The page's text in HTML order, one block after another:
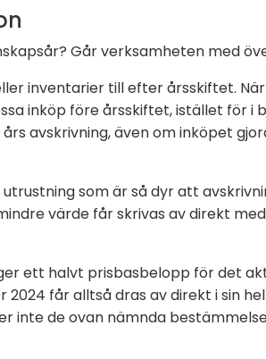
Går verksamheten med
inventarier till efter årsskiftet.
inköp före årsskiftet, istället för i
avskrivning, även om inköpet
som är så dyr att
värde får skrivas av direkt
ett halvt prisbasbelopp för det
får alltså dras av direkt i sin
inte de ovan nämnda